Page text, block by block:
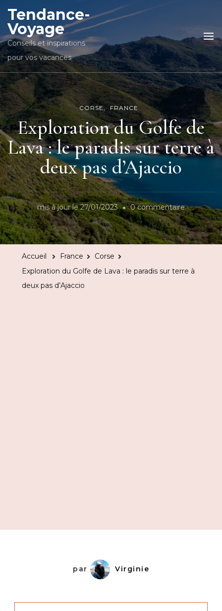
Tendance-
Voyage
Conseils et inspirations
pour vos vacances
CORSE FRANCE
Exploration du Golfe de
Lava : le paradis sur terre à
deux pas d’Ajaccio
mis à jour le27/01/2023 0 commentairesur
Exploration
du
Accueil France
Corse
Exploration du Golfe de Lava : le paradis sur terre à
deux pas d’Ajaccio
par Virginie